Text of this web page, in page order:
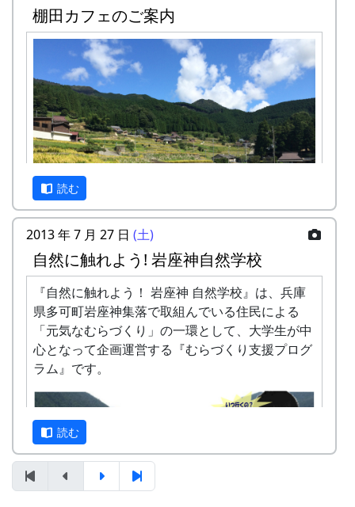
残念ながら、公共交通機関で岩座神に来るのは、
とっても大変です。最寄りの鉄道の駅 ( JR 西脇市
駅 ) から車で 1時間弱、最寄りのバス停から徒歩
で1時間強かかります。
カーナビを使って車でおいで下さい。カーナビ
は、高価な車載型でなく、 スマートフォンの無料
アプリで十分です。以下の住所またはキーワード
で目的地を設定したら、間違いなく、岩座神まで
案内してくれます。
住所 : 兵庫県 多可郡多可町 加美区岩座神
キーワード : 岩座神、岩座神公会堂、クライ
ンガルテン岩座神、等々
注意点
冬季、降雪時には、冬用タイヤまたはチェーンが
必要になることがあります。かならず ライブカメ
ラ で、岩座神の様子をご確認ください。
カーナビが北ルート（峠越えの道）を提案する場
合があります。特に冬は、後述するように、安全
な南ルートを選んで下さい。
南ルートと北ルート
棚田カフェのご案内
秋風の中で「日本の棚田百選」の集落内を散策
し、黄金に色づいた石積棚田の風景を楽しんでく
ださい。
集落内の散策起点にテラスをもうけて、「カフ
ェ」を営業します。
日時 : 2016 (平成28) 年 9 月 4 日 (日) 11:00 ～
14:00
メニュー : 岩座神特産の「石垣茶」、梅ジュ
ース、リンゴジュースなどの飲料と、棚田米
コシヒカリのおにぎりを準備しています。
お買い物 : 地域特産品コーナー
読む
2013 年 7 月 27 日 (土)
自然に触れよう! 岩座神自然学校
『自然に触れよう！ 岩座神 自然学校』は、兵庫
県多可町岩座神集落で取組んでいる住民による
「元気なむらづくり」の一環として、大学生が中
心となって企画運営する『むらづくり支援プログ
ラム』です。
読む